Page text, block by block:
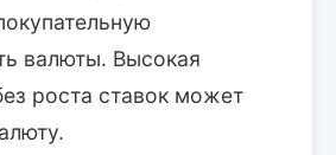
валюты. Высокая
роста ставок может